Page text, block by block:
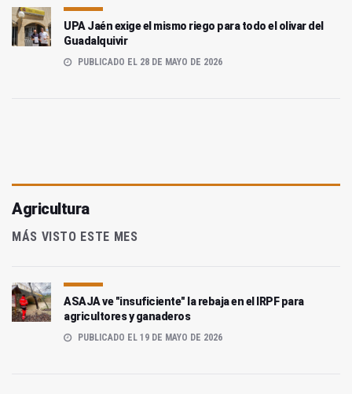
UPA Jaén exige el mismo riego para todo el olivar del
Guadalquivir
PUBLICADO EL 28 DE MAYO DE 2026
Agricultura
MÁS VISTO ESTE MES
ASAJA ve "insuficiente" la rebaja en el IRPF para
agricultores y ganaderos
PUBLICADO EL 19 DE MAYO DE 2026